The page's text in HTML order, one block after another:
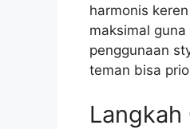
harmonis
maksimal
penggunaan
teman bisa
Langkah